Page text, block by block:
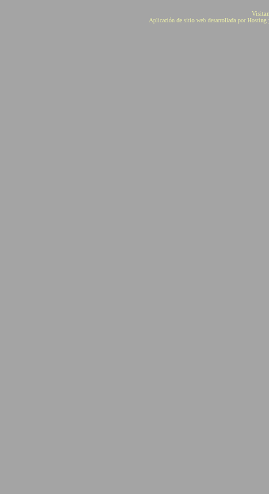
Aplicación de sitio web desarrollada por